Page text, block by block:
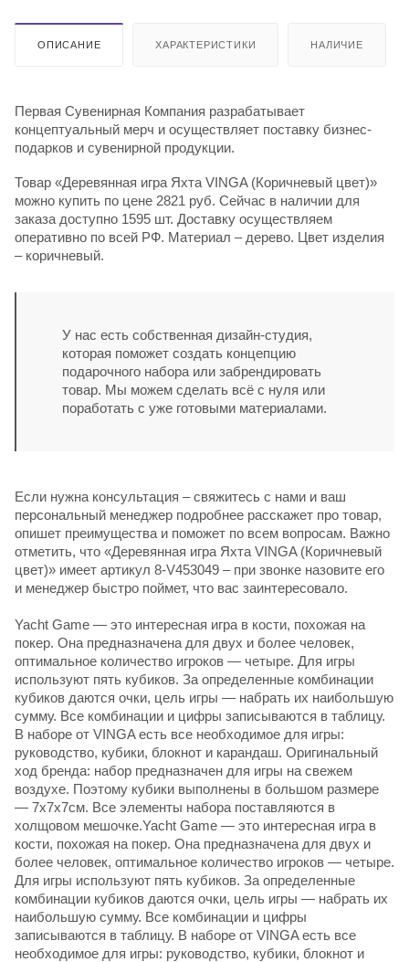
ОПИСАНИЕ ХАРАКТЕРИСТИКИ НАЛИЧИЕ
Первая Сувенирная Компания разрабатывает
концептуальный мерч и осуществляет поставку бизнес-
подарков и сувенирной продукции.
Товар «Деревянная игра Яхта VINGA (Коричневый цвет)»
можно купить по цене 2821 руб. Сейчас в наличии для
заказа доступно 1595 шт. Доставку осуществляем
оперативно по всей РФ. Материал – дерево. Цвет изделия
– коричневый.
У нас есть собственная дизайн-студия,
которая поможет создать концепцию
подарочного набора или забрендировать
товар. Мы можем сделать всё с нуля или
поработать с уже готовыми материалами.
Если нужна консультация – свяжитесь с нами и ваш
персональный менеджер подробнее расскажет про товар,
опишет преимущества и поможет по всем вопросам. Важно
отметить, что «Деревянная игра Яхта VINGA (Коричневый
цвет)» имеет артикул 8-V453049 – при звонке назовите его
и менеджер быстро поймет, что вас заинтересовало.
Yacht Game — это интересная игра в кости, похожая на
покер. Она предназначена для двух и более человек,
оптимальное количество игроков — четыре. Для игры
используют пять кубиков. За определенные комбинации
кубиков даются очки, цель игры — набрать их наибольшую
сумму. Все комбинации и цифры записываются в таблицу.
В наборе от VINGA есть все необходимое для игры:
руководство, кубики, блокнот и карандаш. Оригинальный
ход бренда: набор предназначен для игры на свежем
воздухе. Поэтому кубики выполнены в большом размере
— 7х7х7см. Все элементы набора поставляются в
холщовом мешочке.Yacht Game — это интересная игра в
кости, похожая на покер. Она предназначена для двух и
более человек, оптимальное количество игроков — четыре.
Для игры используют пять кубиков. За определенные
комбинации кубиков даются очки, цель игры — набрать их
наибольшую сумму. Все комбинации и цифры
записываются в таблицу. В наборе от VINGA есть все
необходимое для игры: руководство, кубики, блокнот и